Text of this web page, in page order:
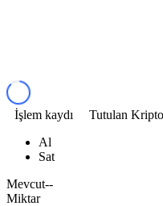
İşlem kaydı
Tutulan
Al
Sat
Mevcut--
Miktar